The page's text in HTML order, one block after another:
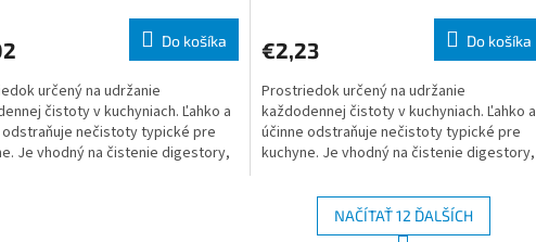
Do košíka
určený na udržanie
čistoty v kuchyniach. Ľahko a
odstraňuje nečistoty typické pre
Je vhodný na čistenie digestory,
€2,23 Do košíka
Prostriedok určený na udržanie
každodennej čistoty v kuchyniach. Ľahko a
účinne odstraňuje nečistoty typické pre
kuchyne. Je vhodný na čistenie digestory,
NAČÍTAŤ 12 ĎALŠÍCH